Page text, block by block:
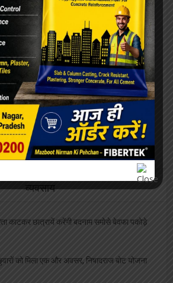
प्रधान का इस्तीफ़ा लेकर कॉकरोच की बात सुने
मात्र 1लाख 35 हज़ार की जनसंख्या वाले देश
लूट और लखनऊ अग्निकांड आरोपियों पर दर्ज हो
से लटका मिला बजरंग दल पदाधिकारी का शव, हत्या
व्यवसाय
काटकर छात्रायें करेंगी बदनाम समोसे बेवफा पकोड़े
को मिला एक और अवसर, निषादराज बोट योजना